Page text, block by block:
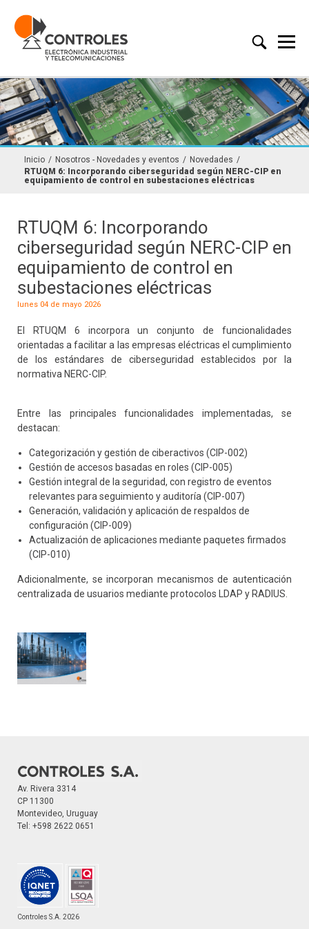
Inicio / Nosotros - Novedades y eventos / Novedades /
RTUQM 6: Incorporando ciberseguridad según NERC-CIP en
equipamiento de control en subestaciones eléctricas
RTUQM 6: Incorporando
ciberseguridad según NERC-CIP en
equipamiento de control en
subestaciones eléctricas
lunes 04 de mayo 2026
El RTUQM 6 incorpora un conjunto de funcionalidades
orientadas a facilitar a las empresas eléctricas el cumplimiento
de los estándares de ciberseguridad establecidos por la
normativa NERC-CIP.
Entre las principales funcionalidades implementadas, se
destacan:
Categorización y gestión de ciberactivos (CIP-002)
Gestión de accesos basadas en roles (CIP-005)
Gestión integral de la seguridad, con registro de eventos
relevantes para seguimiento y auditoría (CIP-007)
Generación, validación y aplicación de respaldos de
configuración (CIP-009)
Actualización de aplicaciones mediante paquetes firmados
(CIP-010)
Adicionalmente, se incorporan mecanismos de autenticación
centralizada de usuarios mediante protocolos LDAP y RADIUS.
Av. Rivera 3314
CP 11300
Montevideo, Uruguay
Tel: +598 2622 0651
Controles S.A. 2026